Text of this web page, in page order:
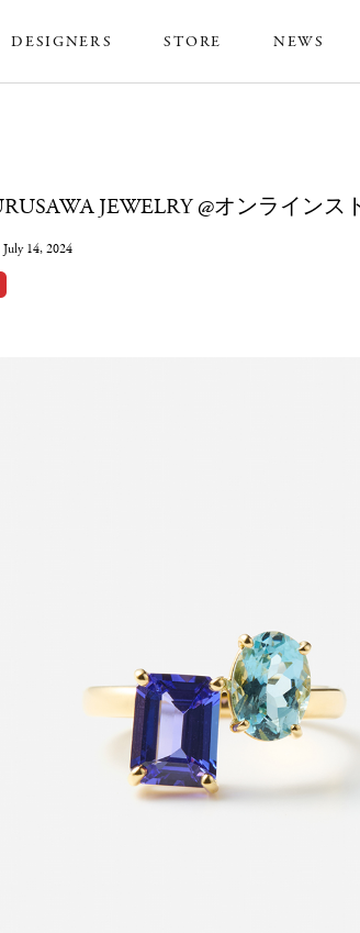
DESIGNERS STORE NEWS
JEWELRY @オンラインス
July 14, 2024